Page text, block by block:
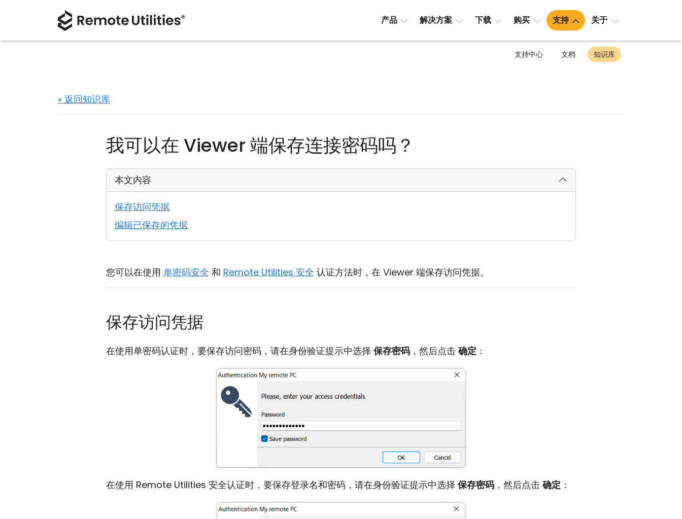
产品 解决方案 下载 购买 支持 关于
支持中心 文档 知识库
« 返回知识库
我可以在 Viewer 端保存连接密码吗？
本文内容
保存访问凭据
编辑已保存的凭据
您可以在使用 单密码安全 和 Remote Utilities 安全 认证方法时，在 Viewer 端保存访问凭据。
保存访问凭据
在使用单密码认证时，要保存访问密码，请在身份验证提示中选择 保存密码 ，然后点击确定 ：
在使用 Remote Utilities 安全认证时，要保存登录名和密码，请在身份验证提示中选择 保存密码 ，然后点击确定 ：